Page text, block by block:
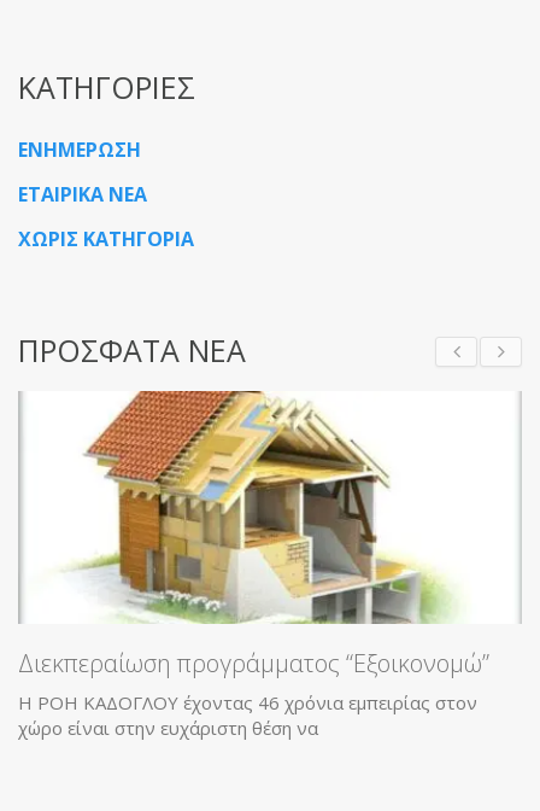
ΚΑΤΗΓΟΡΙΕΣ
ΕΝΗΜΕΡΩΣΗ
ΕΤΑΙΡΙΚΑ ΝΕΑ
ΧΩΡΙΣ ΚΑΤΗΓΟΡΙΑ
ΠΡΟΣΦΑΤΑ ΝΕΑ
προγράμματος “Εξοικονομώ”
έχοντας 46 χρόνια εμπειρίας στον
στην ευχάριστη θέση να